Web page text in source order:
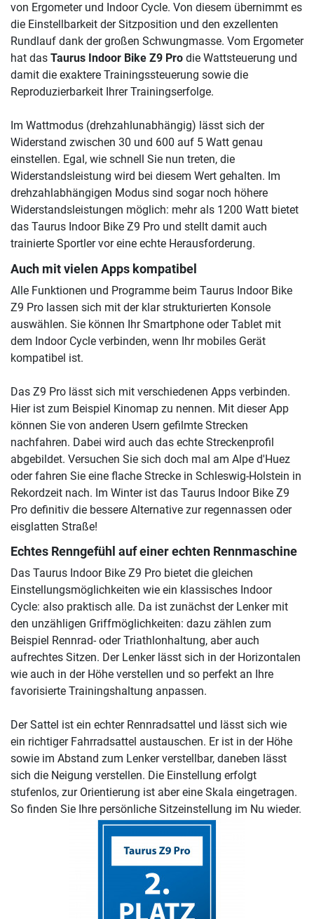
von Ergometer und Indoor Cycle. Von diesem übernimmt es
die Einstellbarkeit der Sitzposition und den exzellenten
Rundlauf dank der großen Schwungmasse. Vom Ergometer
hat das Taurus Indoor Bike Z9 Pro die Wattsteuerung und
damit die exaktere Trainingssteuerung sowie die
Reproduzierbarkeit Ihrer Trainingserfolge.
Im Wattmodus (drehzahlunabhängig) lässt sich der
Widerstand zwischen 30 und 600 auf 5 Watt genau
einstellen. Egal, wie schnell Sie nun treten, die
Widerstandsleistung wird bei diesem Wert gehalten. Im
drehzahlabhängigen Modus sind sogar noch höhere
Widerstandsleistungen möglich: mehr als 1200 Watt bietet
das Taurus Indoor Bike Z9 Pro und stellt damit auch
trainierte Sportler vor eine echte Herausforderung.
Auch mit vielen Apps kompatibel
Alle Funktionen und Programme beim Taurus Indoor Bike
Z9 Pro lassen sich mit der klar strukturierten Konsole
auswählen. Sie können Ihr Smartphone oder Tablet mit
dem Indoor Cycle verbinden, wenn Ihr mobiles Gerät
kompatibel ist.
Das Z9 Pro lässt sich mit verschiedenen Apps verbinden.
Hier ist zum Beispiel Kinomap zu nennen. Mit dieser App
können Sie von anderen Usern gefilmte Strecken
nachfahren. Dabei wird auch das echte Streckenprofil
abgebildet. Versuchen Sie sich doch mal am Alpe d'Huez
oder fahren Sie eine flache Strecke in Schleswig-Holstein in
Rekordzeit nach. Im Winter ist das Taurus Indoor Bike Z9
Pro definitiv die bessere Alternative zur regennassen oder
eisglatten Straße!
Echtes Renngefühl auf einer echten Rennmaschine
Das Taurus Indoor Bike Z9 Pro bietet die gleichen
Einstellungsmöglichkeiten wie ein klassisches Indoor
Cycle: also praktisch alle. Da ist zunächst der Lenker mit
den unzähligen Griffmöglichkeiten: dazu zählen zum
Beispiel Rennrad- oder Triathlonhaltung, aber auch
aufrechtes Sitzen. Der Lenker lässt sich in der Horizontalen
wie auch in der Höhe verstellen und so perfekt an Ihre
favorisierte Trainingshaltung anpassen.
Der Sattel ist ein echter Rennradsattel und lässt sich wie
ein richtiger Fahrradsattel austauschen. Er ist in der Höhe
sowie im Abstand zum Lenker verstellbar, daneben lässt
sich die Neigung verstellen. Die Einstellung erfolgt
stufenlos, zur Orientierung ist aber eine Skala eingetragen.
So finden Sie Ihre persönliche Sitzeinstellung im Nu wieder.